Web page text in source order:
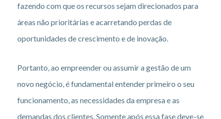
fazendo com que os recursos sejam direcionados para
áreas não prioritárias e acarretando perdas de
oportunidades de crescimento e de inovação.
Portanto, ao empreender ou assumir a gestão de um
novo negócio, é fundamental entender primeiro o seu
funcionamento, as necessidades da empresa e as
demandas dos clientes. Somente após essa fase deve-se